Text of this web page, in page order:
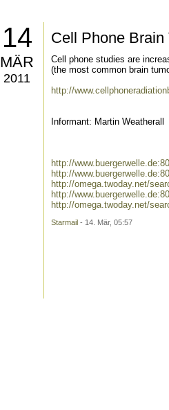
14
MÄR
2011
Cell Phone
Cell phone studies are
(the most common brain
http://
Informant: Martin Weatherall
http://
http://
http://omega.twoday.net/
http://
http://omega.twoday.net/
Starmail - 14. Mär, 05:57